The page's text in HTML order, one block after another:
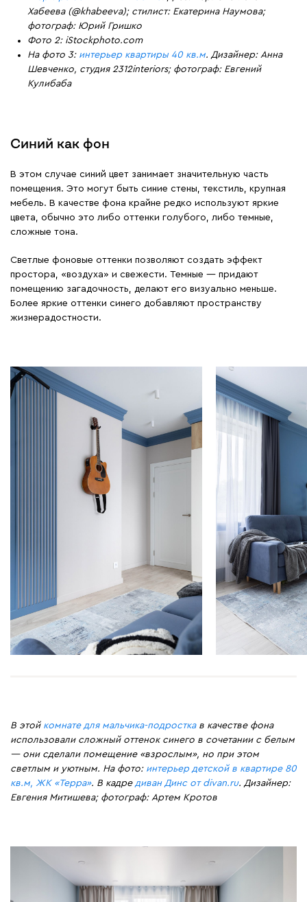
Хабеева (@khabeeva); стилист: Екатерина Наумова;
фотограф: Юрий Гришко
Фото 2: iStockphoto.com
На фото 3: интерьер квартиры 40 кв.м. Дизайнер: Анна
Шевченко, студия 2312interiors; фотограф: Евгений
Кулибаба
Синий как фон
В этом случае синий цвет занимает значительную часть
помещения. Это могут быть синие стены, текстиль, крупная
мебель. В качестве фона крайне редко используют яркие
цвета, обычно это либо оттенки голубого, либо темные,
сложные тона.
Светлые фоновые оттенки позволяют создать эффект
простора, «воздуха» и свежести. Темные — придают
помещению загадочность, делают его визуально меньше.
Более яркие оттенки синего добавляют пространству
жизнерадостности.
В этой комнате для мальчика-подросткав качестве фона
использовали сложный оттенок синего в сочетании с белым
— они сделали помещение «взрослым», но при этом
светлым и уютным. На фото: интерьер детской в квартире 80
кв.м, ЖК «Терра». В кадре диван Динс от divan.ru. Дизайнер:
Евгения Митишева; фотограф: Артем Кротов